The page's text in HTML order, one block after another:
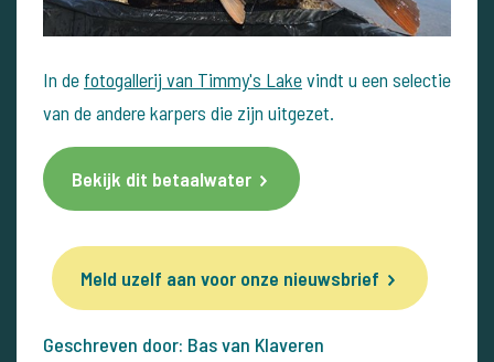
In de fotogallerij van Timmy's Lakevindt u een selectie
van de andere karpers die zijn uitgezet.
Bekijk dit betaalwater
Meld uzelf aan voor onze nieuwsbrief
Geschreven door: Bas van Klaveren